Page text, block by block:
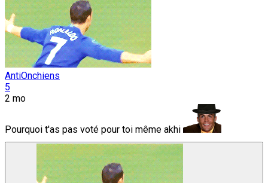
AntiOnchiens
5
2 mo
Pourquoi t'as pas voté pour toi même akhi